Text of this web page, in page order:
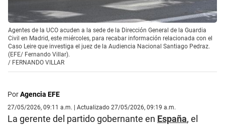
Agentes de la UCO acuden a la sede de la Dirección General de la Guardia
Civil en Madrid, este miércoles, para recabar información relacionada con el
Caso Leire que investiga el juez de la Audiencia Nacional Santiago Pedraz.
(EFE/ Fernando Villar).
/ FERNANDO VILLAR
PorAgencia EFE
27/05/2026, 09:11 a.m. | Actualizado 27/05/2026, 09:19 a.m.
La gerente del partido gobernante en España, el